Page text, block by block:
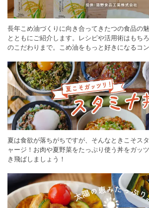
長年こめ油づくりに向き合ってきたつの食品の
とともにご紹介します。レシピや活用術はもち
のこだわりまで。こめ油をもっと好きになるコ
夏は食欲が落ちがちですが、そんなときこそス
ャージ！お肉や夏野菜をたっぷり使う丼をガッ
き飛ばしましょう！